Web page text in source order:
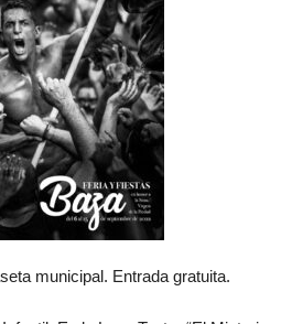
municipal. Entrada gratuita.